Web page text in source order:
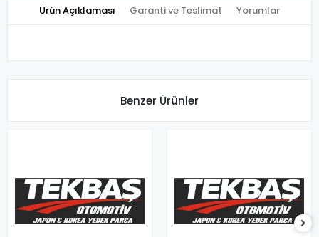
Ürün Açıklaması Garanti ve Teslimat Yorumlar
Benzer Ürünler